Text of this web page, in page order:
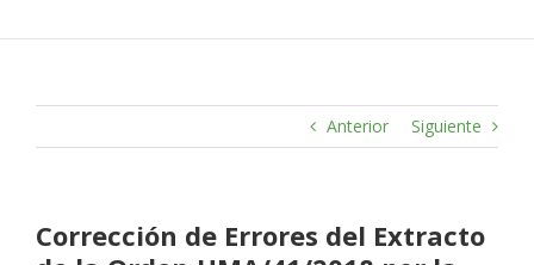
Anterior Siguiente
Corrección de Errores del Extracto